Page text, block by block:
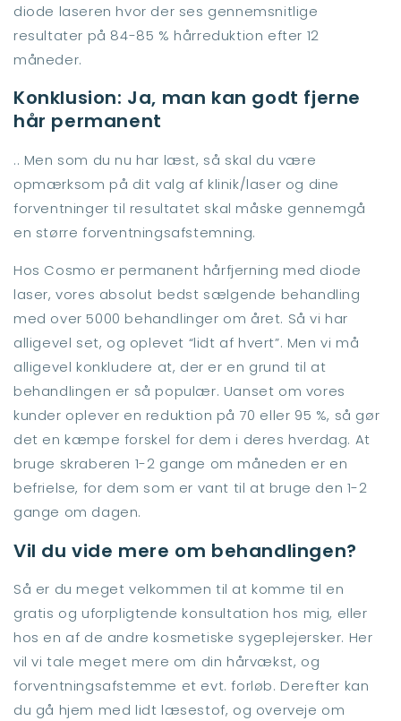
diode laseren hvor der ses gennemsnitlige
resultater på 84-85 % hårreduktion efter 12
måneder.
Konklusion: Ja, man kan godt fjerne
hår permanent
.. Men som du nu har læst, så skal du være
opmærksom på dit valg af klinik/laser og dine
forventninger til resultatet skal måske gennemgå
en større forventningsafstemning.
Hos Cosmo er permanent hårfjerning med diode
laser, vores absolut bedst sælgende behandling
med over 5000 behandlinger om året. Så vi har
alligevel set, og oplevet “lidt af hvert”. Men vi må
alligevel konkludere at, der er en grund til at
behandlingen er så populær. Uanset om vores
kunder oplever en reduktion på 70 eller 95 %, så gør
det en kæmpe forskel for dem i deres hverdag. At
bruge skraberen 1-2 gange om måneden er en
befrielse, for dem som er vant til at bruge den 1-2
gange om dagen.
Vil du vide mere om behandlingen?
Så er du meget velkommen til at komme til en
gratis og uforpligtende konsultation hos mig, eller
hos en af de andre kosmetiske sygeplejersker. Her
vil vi tale meget mere om din hårvækst, og
forventningsafstemme et evt. forløb. Derefter kan
du gå hjem med lidt læsestof, og overveje om